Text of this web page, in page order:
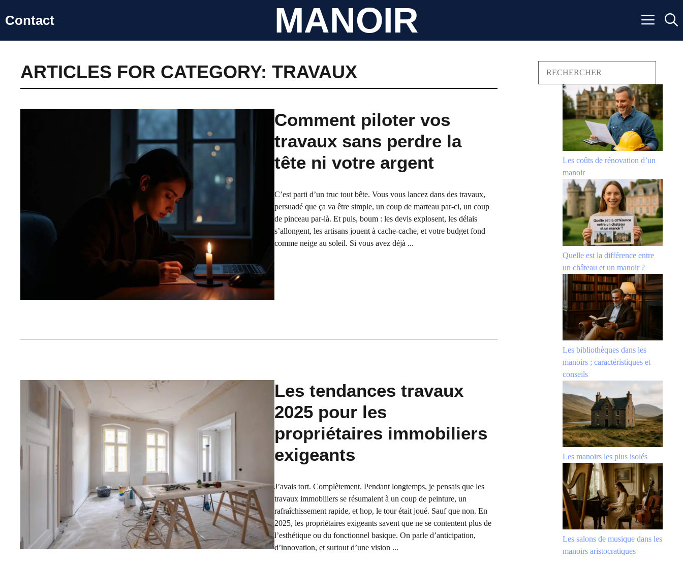
au
MANOIR
Contact
ARTICLES FOR CATEGORY: TRAVAUX
Comment piloter vos
travaux sans perdre la
tête ni votre argent
C’est parti d’un truc tout bête. Vous vous lancez dans des travaux,
persuadé que ça va être simple, un coup de marteau par-ci, un coup
de pinceau par-là. Et puis, boum : les devis explosent, les délais
s’allongent, les artisans jouent à cache-cache, et votre budget fond
comme neige au soleil. Si vous avez déjà ...
Les tendances travaux
2025 pour les
propriétaires immobiliers
exigeants
J’avais tort. Complètement. Pendant longtemps, je pensais que les
travaux immobiliers se résumaient à un coup de peinture, un
rafraîchissement rapide, et hop, le tour était joué. Sauf que non. En
2025, les propriétaires exigeants savent que ne se contentent plus de
l’esthétique ou du fonctionnel basique. On parle d’anticipation,
d’innovation, et surtout d’une vision ...
Les coûts de rénovation d’un
manoir
Quelle est la différence entre
un château et un manoir ?
Les bibliothèques dans les
manoirs ; caractéristiques et
conseils
Les manoirs les plus isolés
Les salons de musique dans les
manoirs aristocratiques